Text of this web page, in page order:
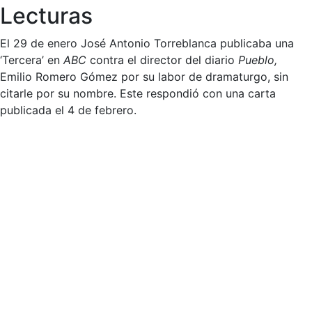
Lecturas
El 29 de enero José Antonio Torreblanca publicaba una
‘Tercera’ en ABC contra el director del diario Pueblo,
Emilio Romero Gómez por su labor de dramaturgo, sin
citarle por su nombre. Este respondió con una carta
publicada el 4 de febrero.